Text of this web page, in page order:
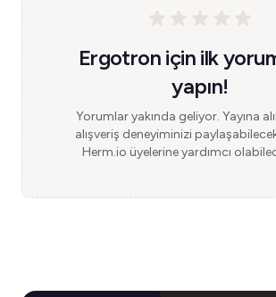
Ergotron için ilk
yapın!
Yorumlar yakında geliyor. Yayına
alışveriş deneyiminizi
Herm.io üyelerine yardımcı